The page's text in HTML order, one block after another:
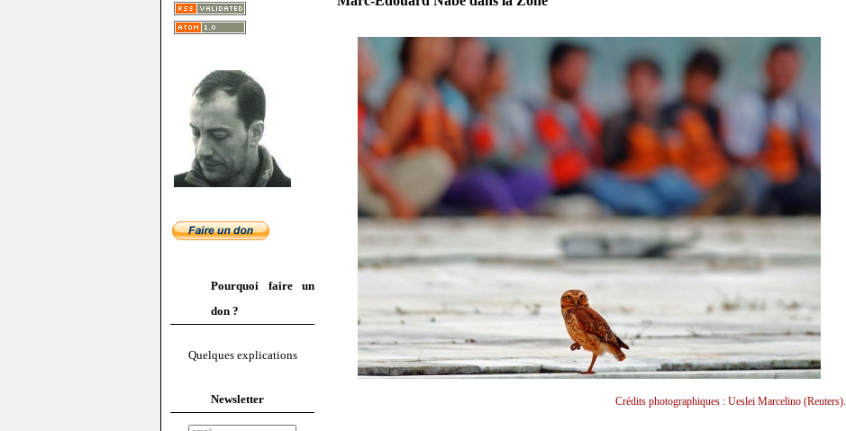
Pourquoi faire un
don ?
Quelques explications
Newsletter Crédits photographiques : Ueslei Marcelino (Reuters).